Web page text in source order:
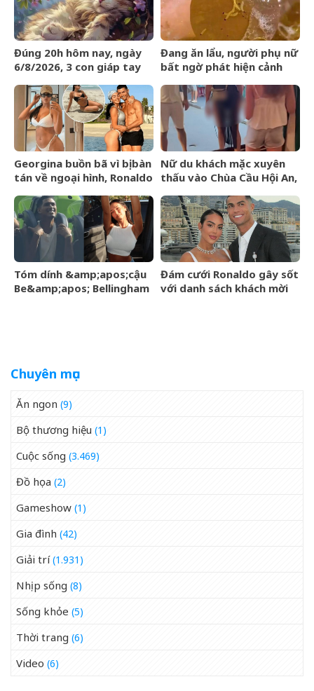
Đúng 20h hôm nay, ngày
6/8/2026, 3 con giáp tay
VÀNG, phú quý ngập nhà
Đang ăn lẩu, người phụ nữ
bất ngờ phát hiện cảnh
gà&amp;apos; trong nồi
Georgina buồn bã vì bị bàn
tán về ngoại hình, Ronaldo
khiến 4 triệu người đồng
tình
Nữ du khách mặc xuyên
thấu vào Chùa Cầu Hội An,
động gây chú ý
Tóm dính &amp;apos;cậu
Be&amp;apos; Bellingham
Đám cưới Ronaldo gây sốt
với danh sách khách mời
Chuyên mục
Ăn ngon (9)
Bộ thương hiệu (1)
Cuộc sống (3.469)
Đồ họa (2)
Gameshow (1)
Gia đình (42)
Giải trí(1.931)
Nhịp sống (8)
Sống khỏe (5)
Thời trang (6)
Video (6)